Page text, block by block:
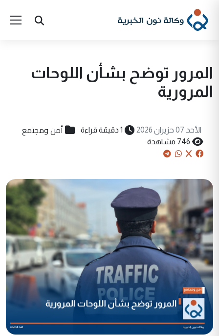
المرور توضح بشأن اللوحات
المرورية
الأحد 07 حزيران 2026 1 دقيقة قراءة أمن ومجتمع
746 مشاهدة